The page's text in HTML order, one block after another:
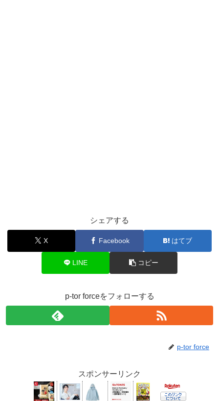
シェアする
X Facebook はてブ
LINE コピー
p-tor forceをフォローする
p-tor force
スポンサーリンク